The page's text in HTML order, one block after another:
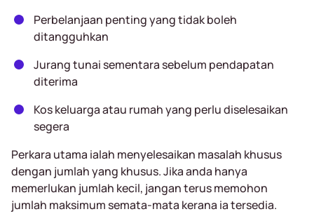
Perbelanjaan penting yang tidak boleh
ditangguhkan
Jurang tunai sementara sebelum pendapatan
diterima
Kos keluarga atau rumah yang perlu diselesaikan
segera
Perkara utama ialah menyelesaikan masalah khusus
dengan jumlah yang khusus. Jika anda hanya
memerlukan jumlah kecil, jangan terus memohon
jumlah maksimum semata-mata kerana ia tersedia.